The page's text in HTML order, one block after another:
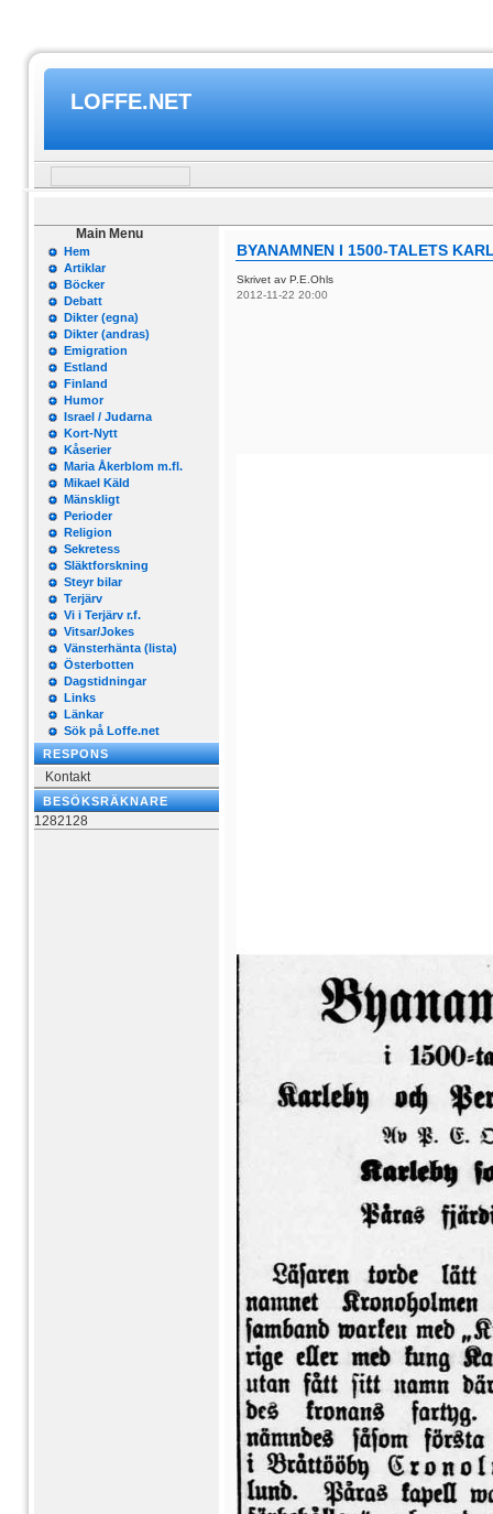
LOFFE.NET
Main Menu
Hem
Artiklar
Böcker
Debatt
Dikter (egna)
Dikter (andras)
Emigration
Estland
Finland
Humor
Israel / Judarna
Kort-Nytt
Kåserier
Maria Åkerblom m.fl.
Mikael Käld
Mänskligt
Perioder
Religion
Sekretess
Släktforskning
Steyr bilar
Terjärv
Vi i Terjärv r.f.
Vitsar/Jokes
Vänsterhänta (lista)
Österbotten
Dagstidningar
Links
Länkar
Sök på Loffe.net
RESPONS
Kontakt
BESÖKSRÄKNARE
1282128
BYANAMNEN I 1500-TALETS
Skrivet av P.E.Ohls
2012-11-22 20:00